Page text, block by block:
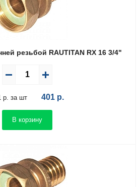
резьбой RAUTITAN RX 16 3/4"
р. за шт 401 р.
В корзину